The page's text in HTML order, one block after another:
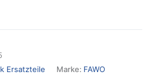
Ersatzteile Marke: FAWO